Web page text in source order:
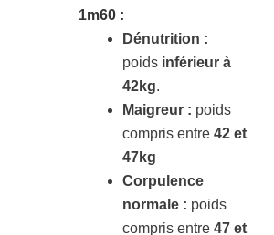
1m60 :
Dénutrition :
poids inférieur à
42kg.
Maigreur : poids
compris entre 42 et
47kg
Corpulence
normale : poids
compris entre 47 et